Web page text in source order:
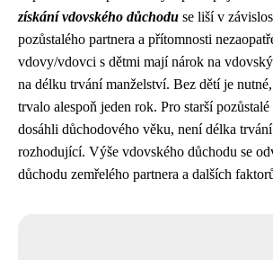
získání vdovského důchodu se liší v
pozůstalého partnera a přítomnosti
vdovy/vdovci s dětmi mají nárok na
na délku trvání manželství. Bez dětí je
trvalo alespoň jeden rok. Pro starší
dosáhli důchodového věku, není délka
rozhodující. Výše vdovského důchodu se
důchodu zemřelého partnera a dalších